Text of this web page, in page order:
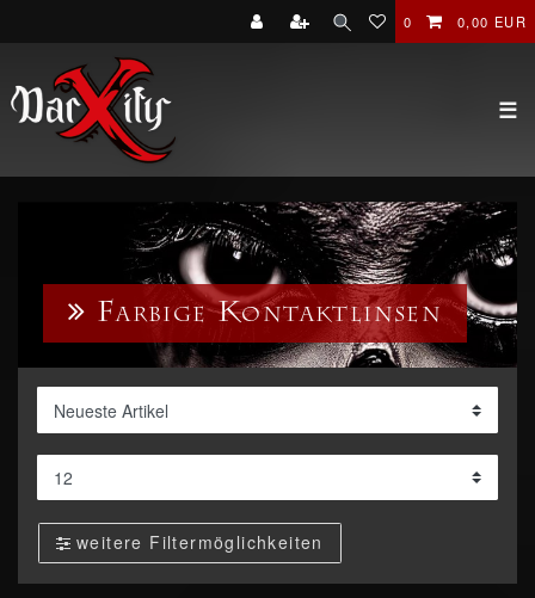
0 0,00 EUR
☰
Farbige Kontaktlinsen
weitere Filtermöglichkeiten